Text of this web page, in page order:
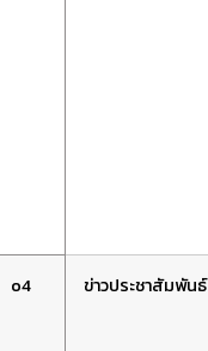
o4 ข่าวประชาสัมพันธ์